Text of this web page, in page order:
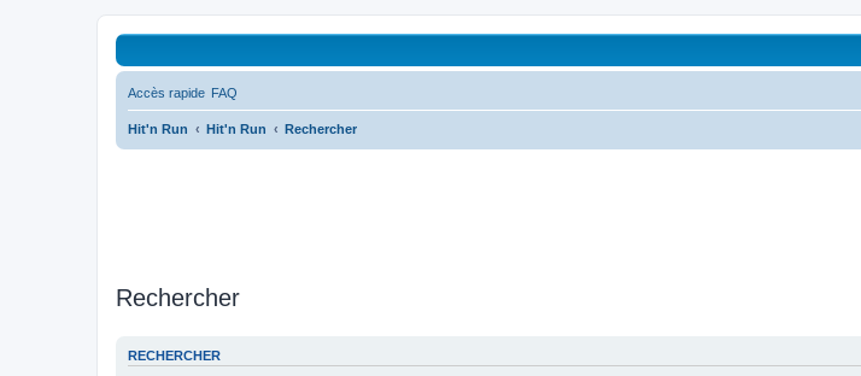
Accès rapide FAQ
Hit'n Run Hit'n Run Rechercher
Rechercher
RECHERCHER